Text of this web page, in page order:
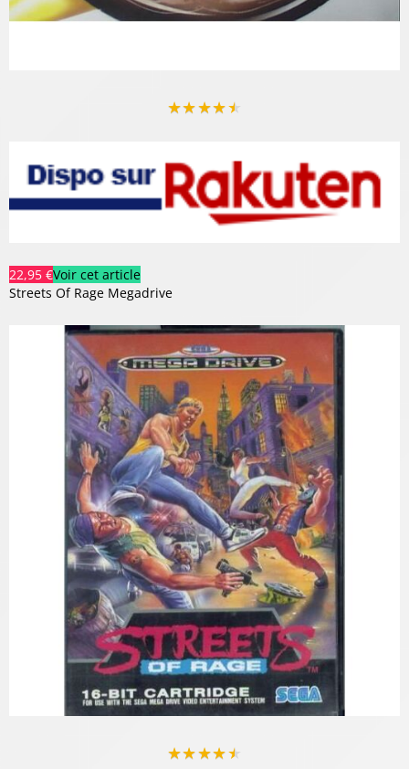
★★★★★
22,95 €Voir cet article
Streets Of Rage Megadrive
★★★★★